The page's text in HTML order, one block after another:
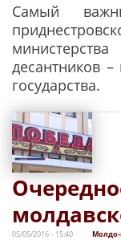
Самый
десантников
государства.
05/05/2016 - 15:40 Молдо-